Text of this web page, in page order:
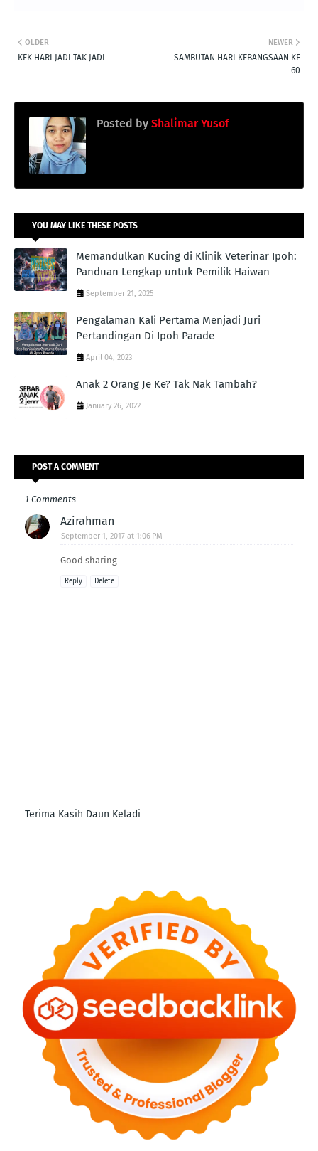
NEWER
SAMBUTAN HARI KEBANGSAAN KE
60
OLDER
KEK HARI JADI TAK JADI
Posted by Shalimar Yusof
YOU MAY LIKE THESE POSTS
Memandulkan Kucing di Klinik Veterinar Ipoh:
Panduan Lengkap untuk Pemilik Haiwan
September 21, 2025
Pengalaman Kali Pertama Menjadi Juri
Pertandingan Di Ipoh Parade
April 04, 2023
Anak 2 Orang Je Ke? Tak Nak Tambah?
January 26, 2022
POST A COMMENT
1 Comments
Azirahman
September 1, 2017 at 1:06 PM
Good sharing
Reply Delete
Terima Kasih Daun Keladi